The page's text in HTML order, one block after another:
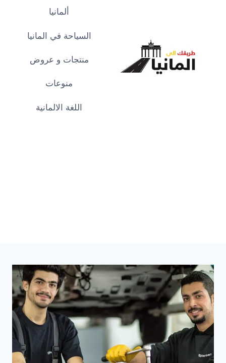
ألمانيا
السياحة في المانيا
منتجات و عروض
منوعات
اللغة الالمانية